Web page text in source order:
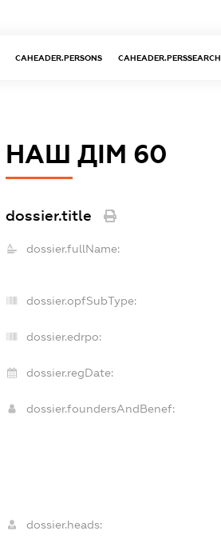
CAHEADER.PERSONS CAHEADER.PERSSEARCH
НАШ ДІМ 60
dossier.title
dossier.fullName:
dossier.opfSubType:
dossier.edrpo:
dossier.regDate:
dossier.foundersAndBenef:
dossier.heads: